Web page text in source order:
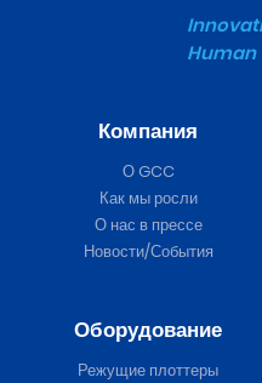
Human
Компания
О GCC
Как мы росли
О нас в прессе
Новости/События
Оборудование
Режущие плоттеры